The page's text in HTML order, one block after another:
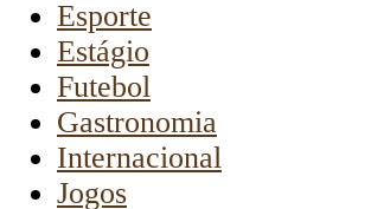
Esporte
Estágio
Futebol
Gastronomia
Internacional
Jogos